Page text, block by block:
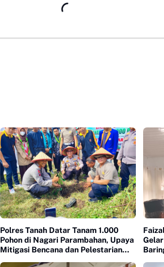
Polres Tanah Datar Tanam 1.000
Pohon di Nagari Parambahan, Upaya
Mitigasi Bencana dan Pelestarian